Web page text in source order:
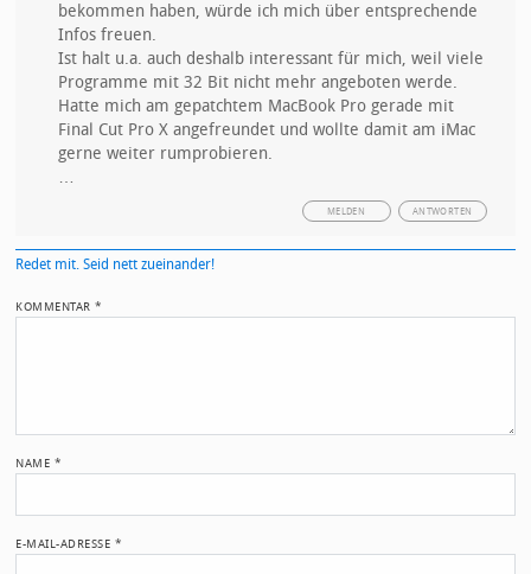
bekommen haben, würde ich mich über entsprechende
Infos freuen.
Ist halt u.a. auch deshalb interessant für mich, weil viele
Programme mit 32 Bit nicht mehr angeboten werde.
Hatte mich am gepatchtem MacBook Pro gerade mit
Final Cut Pro X angefreundet und wollte damit am iMac
gerne weiter rumprobieren.
…
ANTWORTEN
MELDEN
Redet mit. Seid nett zueinander!
KOMMENTAR*
NAME *
E-MAIL-ADRESSE *